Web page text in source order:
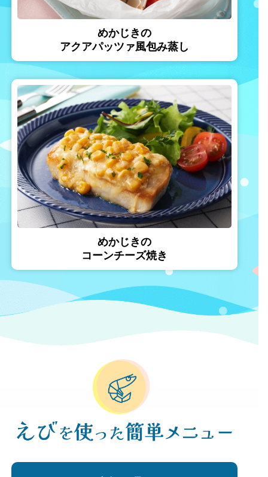
めかじきの
アクアパッツァ風包み蒸し
めかじきの
コーンチーズ焼き